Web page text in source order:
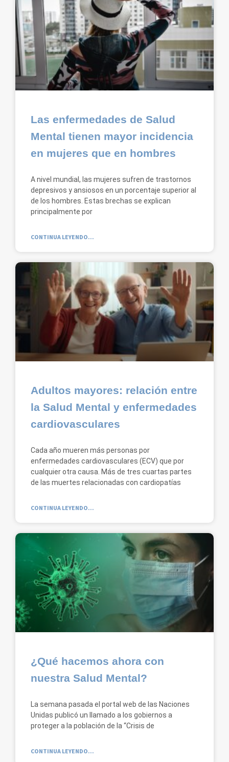
Las enfermedades de Salud
Mental tienen mayor incidencia
en mujeres que en hombres
A nivel mundial, las mujeres sufren de trastornos
depresivos y ansiosos en un porcentaje superior al
de los hombres. Estas brechas se explican
principalmente por
CONTINUA LEYENDO...
Adultos mayores: relación entre
la Salud Mental y enfermedades
cardiovasculares
Cada año mueren más personas por
enfermedades cardiovasculares (ECV) que por
cualquier otra causa. Más de tres cuartas partes
de las muertes relacionadas con cardiopatías
CONTINUA LEYENDO...
¿Qué hacemos ahora con
nuestra Salud Mental?
La semana pasada el portal web de las Naciones
Unidas publicó un llamado a los gobiernos a
proteger a la población de la “Crisis de
CONTINUA LEYENDO...